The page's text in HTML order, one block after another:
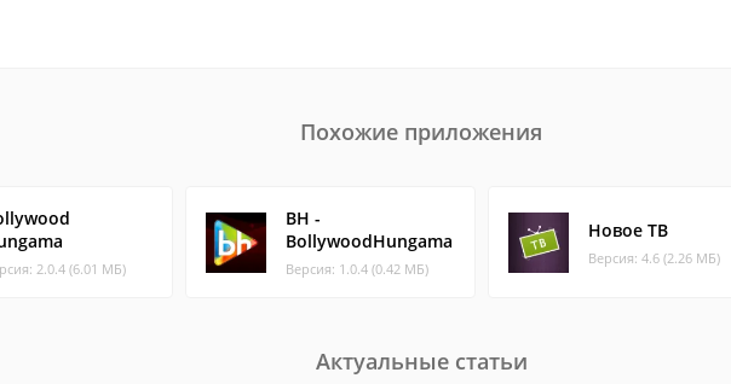
Похожие приложения
2.0.4 (6.01 МБ)
BH -
BollywoodHungama
Версия: 1.0.4 (0.42 МБ)
Новое ТВ
Версия: 4.6 (2.26 МБ)
Актуальные статьи